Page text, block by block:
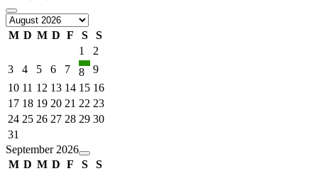
M D M D F S
S
1
2
3
4 5 6 7 8
9
10 11 12 13 14 15 16
17 18 19 20 21 22 23
24 25 26 27 28 29 30
31
September 2026
M D M D F S
S